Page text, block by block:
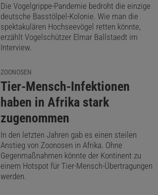
Die Vogelgrippe-Pandemie bedroht die einzige
deutsche Basstölpel-Kolonie. Wie man die
spektakulären Hochseevögel retten könnte,
erzählt Vogelschützer Elmar Ballstaedt im
Interview.
ZOONOSEN
:
Tier-Mensch-Infektionen
haben in Afrika stark
zugenommen
In den letzten Jahren gab es einen steilen
Anstieg von Zoonosen in Afrika. Ohne
Gegenmaßnahmen könnte der Kontinent zu
einem Hotspot für Tier-Mensch-Übertragungen
werden.